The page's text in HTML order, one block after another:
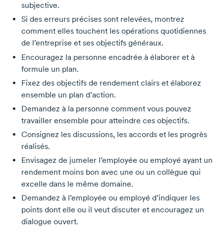
subjective.
Si des erreurs précises sont relevées, montrez
comment elles touchent les opérations quotidiennes
de l’entreprise et ses objectifs généraux.
Encouragez la personne encadrée à élaborer et à
formule un plan.
Fixez des objectifs de rendement clairs et élaborez
ensemble un plan d’action.
Demandez à la personne comment vous pouvez
travailler ensemble pour atteindre ces objectifs.
Consignez les discussions, les accords et les progrès
réalisés.
Envisagez de jumeler l’employée ou employé ayant un
rendement moins bon avec une ou un collègue qui
excelle dans le même domaine.
Demandez à l’employée ou employé d’indiquer les
points dont elle ou il veut discuter et encouragez un
dialogue ouvert.